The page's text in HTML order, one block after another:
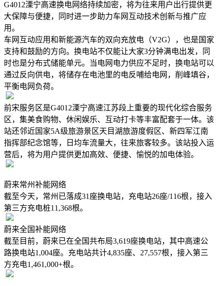
G4012溧宁高速换电网络持续加密，将为往来用户出行提供更
大保障与便捷，同时进一步助力车网互动技术创新与推广应
用。
车网互动应用和新能源汽车的双向充放电（V2G），也是国家
支持和鼓励的方向。换电站不仅能让大家3分钟满电出发，同
时也是分布式储能单元。当电网电力供应不足时，换电站可以
通过反向供电，将储存在电池里的电反哺给电网，削峰填谷，
平衡电网负荷。
前宋服务区是G4012溧宁高速江苏段上重要的现代化综合服务
区，集美食购物、休闲娱乐、互动打卡等丰富配套于一体。该
站还邻近国家5A级旅游景区天目湖旅游度假区、新四军江南
指挥部纪念馆等，日均车流量大，往来旅客较多。该站投入运
营后，将为用户提供更加高效、便捷、愉悦的加电体验。
蔚来常州补能网络
截至今天，常州已落成31座换电站，充电站26座/116根，接入
第三方充电桩11,368根。
蔚来全国补能网络
截至目前，蔚来已在全国共布局3,619座换电站，其中高速公
路换电站1,004座。充电站共计4,835座、27,557根，接入第三
方充电1,461,000+根。